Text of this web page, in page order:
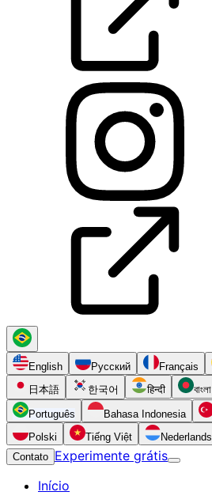
English Русский Français
日本語
한국어 हिन्दी বাংলা
Português Bahasa Indonesia
Polski
Tiếng Việt Nederlands
Contato Experimente grátis
Início